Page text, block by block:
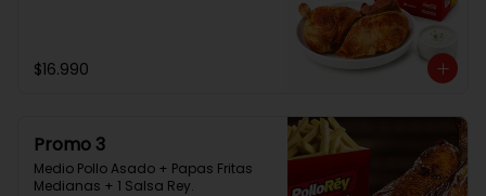
$16.990
Promo 3
Medio Pollo Asado + Papas Fritas
Medianas + 1 Salsa Rey.